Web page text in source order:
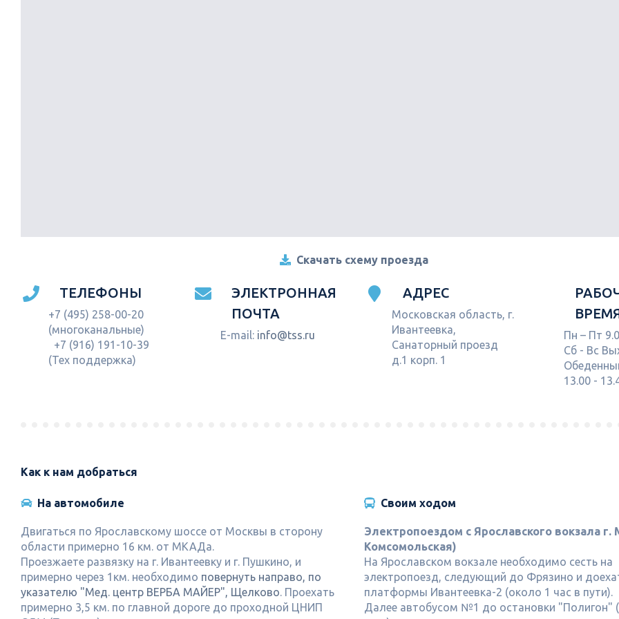
Скачать схему проезда
ТЕЛЕФОНЫ
+7 (495) 258-00-20
(многоканальные)
+7 (916) 191-10-39
(Тех поддержка)
ЭЛЕКТРОННАЯ
ПОЧТА
E-mail: info@tss.ru
АДРЕС
Московская область, г.
Ивантеевка,
Санаторный проезд
д.1 корп. 1
Пн – Пт
Сб - Вс
13.00 -
Как к нам добраться
На автомобиле
Двигаться по Ярославскому шоссе от Москвы в сторону
области примерно 16 км. от МКАДа.
Проезжаете развязку на г. Ивантеевку и г. Пушкино, и
примерно через 1км. необходимо повернуть направо, по
указателю "Мед. центр ВЕРБА МАЙЕР", Щелково. Проехать
примерно 3,5 км. по главной дороге до проходной ЦНИП
Своим ходом
Электропоездом с Ярославского вокзала
Комсомольская)
На Ярославском вокзале необходимо сесть на
электропоезд, следующий до Фрязино и
платформы Ивантеевка-2 (около 1 час в пути).
Далее автобусом №1 до остановки "Полигон"